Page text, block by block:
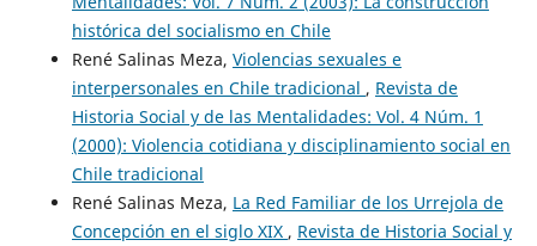
histórica del socialismo en Chile
René Salinas Meza, Violencias sexuales e
interpersonales en Chile tradicional , Revista de
Historia Social y de las Mentalidades: Vol. 4 Núm. 1
(2000): Violencia cotidiana y disciplinamiento social en
Chile tradicional
René Salinas Meza, La Red Familiar de los Urrejola de
Concepción en el siglo XIX , Revista de Historia Social y